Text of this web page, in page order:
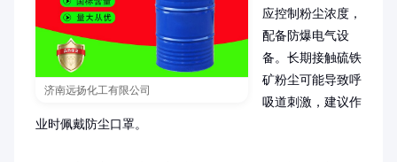
济南远扬化工有限公司
应控制粉尘浓度，
配备防爆电气设
备。长期接触硫铁
矿粉尘可能导致呼
吸道刺激，建议作
业时佩戴防尘口罩。